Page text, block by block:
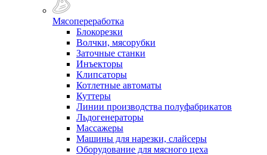
Мясопереработка
Блокорезки
Волчки, мясорубки
Заточные станки
Инъекторы
Клипсаторы
Котлетные автоматы
Куттеры
Линии производства полуфабрикатов
Льдогенераторы
Массажеры
Машины для нарезки, слайсеры
Оборудование для мясного цеха